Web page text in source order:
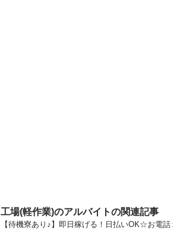
工場(軽作業)のアルバイトの関連記事
【待機寮あり♪】即日稼げる！日払いOK☆お電